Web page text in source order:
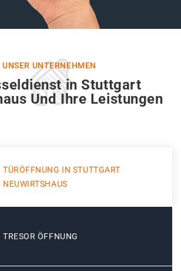
UNSER UNTERNEHMEN
in Stuttgart
Und Ihre Leistungen
TÜRÖFFNUNG IN STUTTGART
NEUWIRTSHAUS
TRESOR ÖFFNUNG